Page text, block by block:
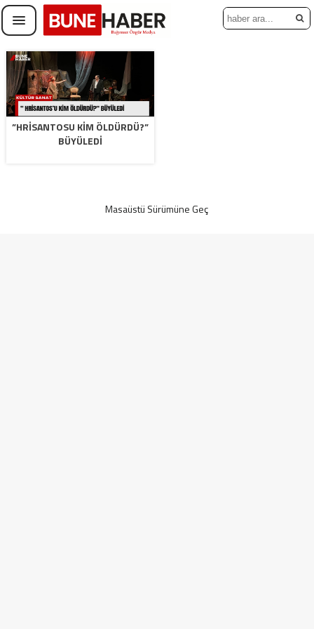
”HRİSANTOSU KİM ÖLDÜRDÜ?”
BÜYÜLEDİ
Masaüstü Sürümüne Geç